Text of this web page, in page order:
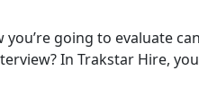
going to evaluate
In Trakstar Hire,